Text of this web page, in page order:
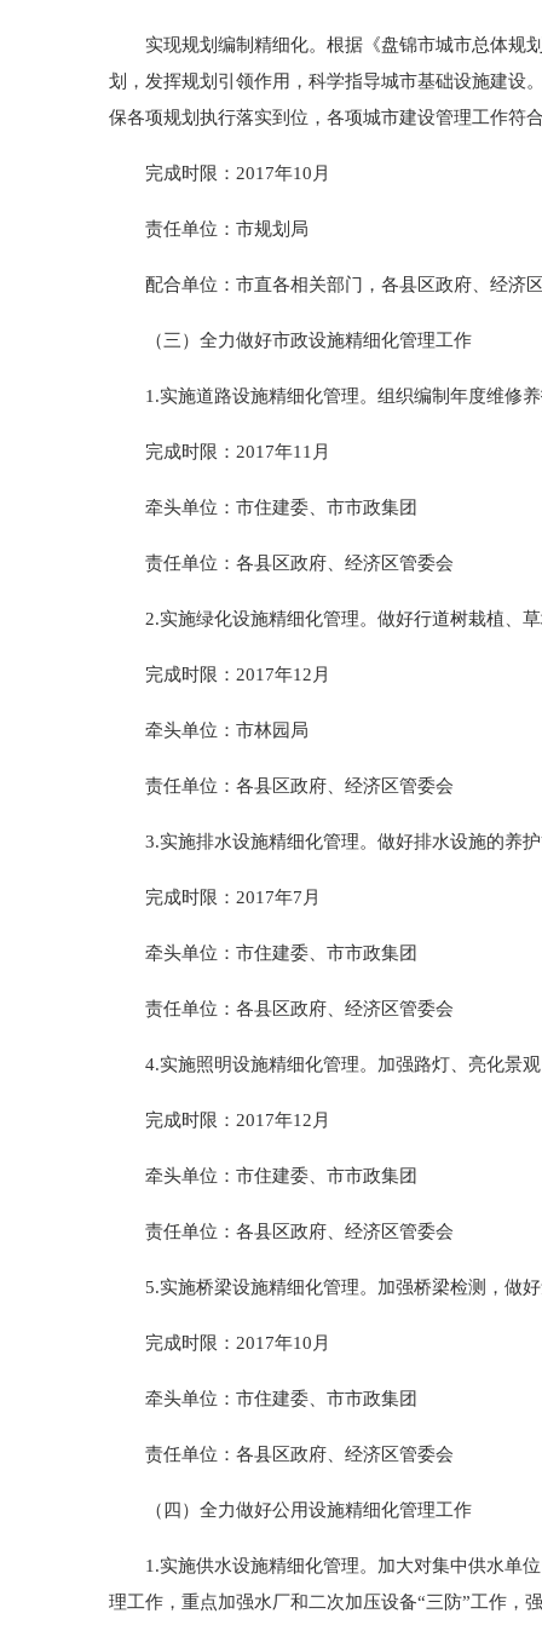
实现规划编制精细化。根据《盘锦市城市总体规划
划，发挥规划引领作用，科学指导城市基础设施建设
保各项规划执行落实到位，各项城市建设管理工作符
完成时限：2017年10月
责任单位：市规划局
配合单位：市直各相关部门，各县区政府、经济
（三）全力做好市政设施精细化管理工作
1.实施道路设施精细化管理。组织编制年度维修养
完成时限：2017年11月
牵头单位：市住建委、市市政集团
责任单位：各县区政府、经济区管委会
2.实施绿化设施精细化管理。做好行道树栽植、草
完成时限：2017年12月
牵头单位：市林园局
责任单位：各县区政府、经济区管委会
3.实施排水设施精细化管理。做好排水设施的养护
完成时限：2017年7月
牵头单位：市住建委、市市政集团
责任单位：各县区政府、经济区管委会
4.实施照明设施精细化管理。加强路灯、亮化景观
完成时限：2017年12月
牵头单位：市住建委、市市政集团
责任单位：各县区政府、经济区管委会
5.实施桥梁设施精细化管理。加强桥梁检测，做好
完成时限：2017年10月
牵头单位：市住建委、市市政集团
责任单位：各县区政府、经济区管委会
（四）全力做好公用设施精细化管理工作
1.实施供水设施精细化管理。加大对集中供水单位
理工作，重点加强水厂和二次加压设备“三防”工作，